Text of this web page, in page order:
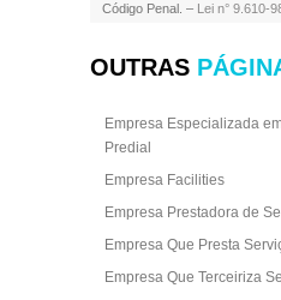
Código Penal. – Lei n° 9.610-
OUTRAS
Empresa Especializada
Predial
Empresa Facilities
Empresa Prestadora de
Empresa Que Presta
Empresa Que Terceiriza